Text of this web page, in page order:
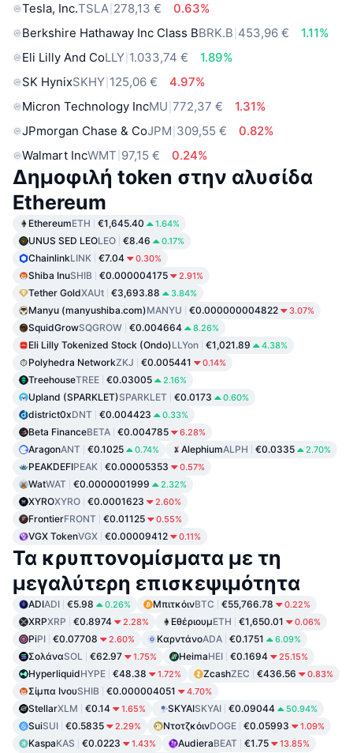
Tesla, Inc.TSLA 278,13 €
0.63%
Berkshire Hathaway Inc Class BBRK.B 453,96 €
1.11%
Eli Lilly And CoLLY 1.033,74 €
1.89%
SK HynixSKHY 125,06 €
4.97%
Micron Technology IncMU 772,37 €
1.31%
JPmorgan Chase & CoJPM 309,55 €
0.82%
Walmart IncWMT 97,15 € 0.24%
Δημοφιλή token στην αλυσίδα
Ethereum
EthereumETH €1,645.40 1.64%
UNUS SED LEOLEO €8.46 0.17%
ChainlinkLINK €7.04 0.30%
Shiba InuSHIB €0.000004175 2.91%
Tether GoldXAUt €3,693.88 3.84%
Manyu (manyushiba.com)MANYU €0.000000004822 3.07%
SquidGrowSQGROW €0.004664 8.26%
Eli Lilly Tokenized Stock (Ondo)LLYon €1,021.89 4.38%
Polyhedra NetworkZKJ €0.005441 0.14%
TreehouseTREE €0.03005 2.16%
Upland (SPARKLET)SPARKLET €0.0173 0.60%
district0xDNT €0.004423 0.33%
Beta FinanceBETA €0.004785 6.28%
AragonANT €0.1025 0.74% AlephiumALPH €0.0335 2.70%
PEAKDEFIPEAK €0.00005353 0.57%
WatWAT €0.0000001999 2.32%
XYROXYRO €0.0001623 2.60%
FrontierFRONT €0.01125 0.55%
VGX TokenVGX €0.00009412 0.11%
Τα κρυπτονομίσματα με τη
μεγαλύτερη επισκεψιμότητα
ADIADI €5.98 0.26% ΜπιτκόινBTC €55,766.78 0.22%
XRPXRP €0.8974 2.28% ΕθέριουμETH €1,650.01 0.06%
PiPI €0.07708 2.60% ΚαρντάνοADA €0.1751 6.09%
ΣολάναSOL €62.97 1.75% HeimaHEI €0.1694 25.15%
HyperliquidHYPE €48.38 1.72% ZcashZEC €436.56 0.83%
Σίμπα ΙνουSHIB €0.000004051 4.70%
StellarXLM €0.14 1.65% SKYAISKYAI €0.09044 50.94%
SuiSUI €0.5835 2.29% ΝτοτζκόινDOGE €0.05993 1.09%
KaspaKAS €0.0223 1.43% AudieraBEAT €1.75 13.85%